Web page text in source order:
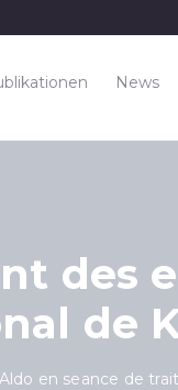
News
des
de
en seance de